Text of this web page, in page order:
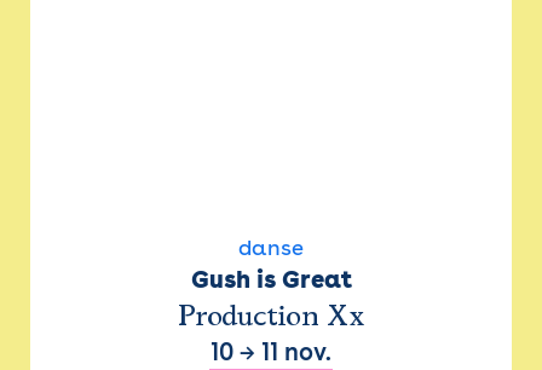
danse
Gush is Great
Production Xx
10 → 11 nov.